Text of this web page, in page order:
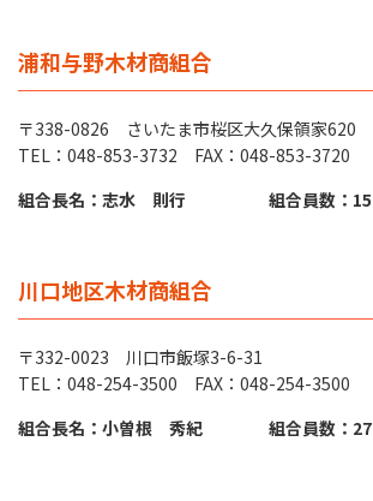
浦和与野木材商組合
〒338-0826 さいたま市桜区大久保領家620
TEL：048-853-3732 FAX：048-853-3720
組合長名：志水 則行
組合員数：15
川口地区木材商組合
〒332-0023 川口市飯塚3-6-31
TEL：048-254-3500 FAX：048-254-3500
組合長名：小曽根 秀紀
組合員数：27